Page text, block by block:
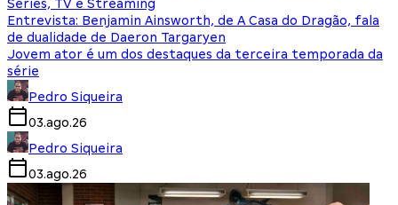
Séries, TV e Streaming
Entrevista: Benjamin Ainsworth, de A Casa do Dragão, fala
de dualidade de Daeron Targaryen
Jovem ator é um dos destaques da terceira temporada da
série
Pedro Siqueira
03.ago.26
Pedro Siqueira
03.ago.26